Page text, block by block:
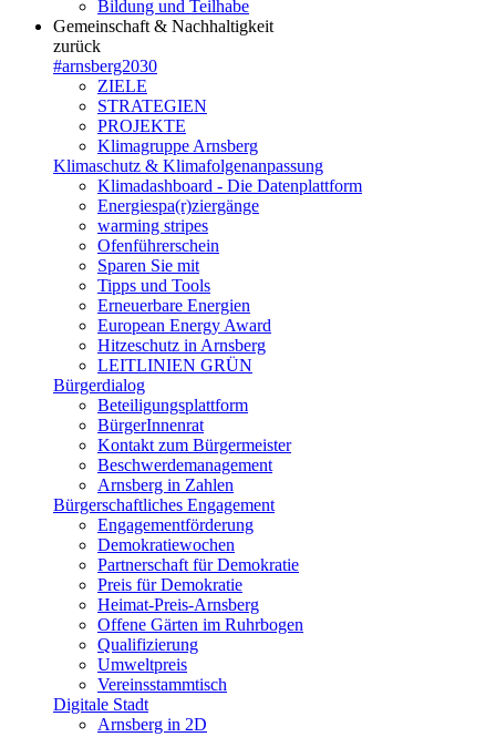
Bildung und Teilhabe
Gemeinschaft & Nachhaltigkeit
zurück
#arnsberg2030
ZIELE
STRATEGIEN
PROJEKTE
Klimagruppe Arnsberg
Klimaschutz & Klimafolgenanpassung
Klimadashboard - Die Datenplattform
Energiespa(r)ziergänge
warming stripes
Ofenführerschein
Sparen Sie mit
Tipps und Tools
Erneuerbare Energien
European Energy Award
Hitzeschutz in Arnsberg
LEITLINIEN GRÜN
Bürgerdialog
Beteiligungsplattform
BürgerInnenrat
Kontakt zum Bürgermeister
Beschwerdemanagement
Arnsberg in Zahlen
Bürgerschaftliches Engagement
Engagementförderung
Demokratiewochen
Partnerschaft für Demokratie
Preis für Demokratie
Heimat-Preis-Arnsberg
Offene Gärten im Ruhrbogen
Qualifizierung
Umweltpreis
Vereinsstammtisch
Digitale Stadt
Arnsberg in 2D